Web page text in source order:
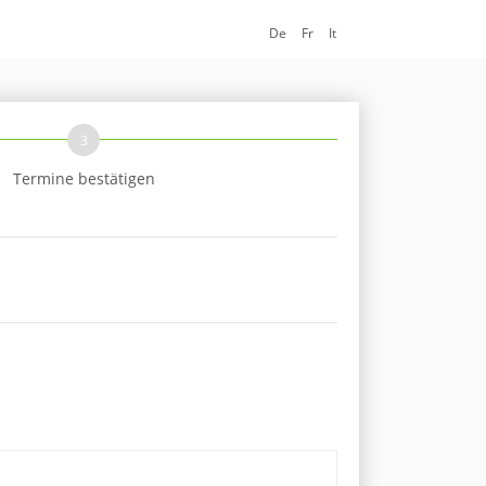
De Fr It
3
Termine bestätigen